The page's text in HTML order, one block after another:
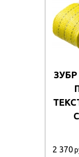
2 370